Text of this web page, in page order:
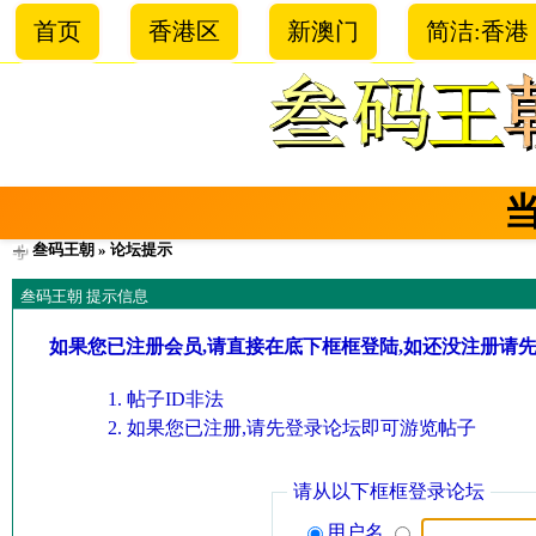
首页 香港区 新澳门 简洁:香港
叁码王朝 » 论坛提示
叁码王朝 提示信息
如果您已注册会员,请直接在底下框框登陆,如还没注册请
帖子ID非法
如果您已注册,请先登录论坛即可游览帖子
请从以下框框登录论坛
用户名